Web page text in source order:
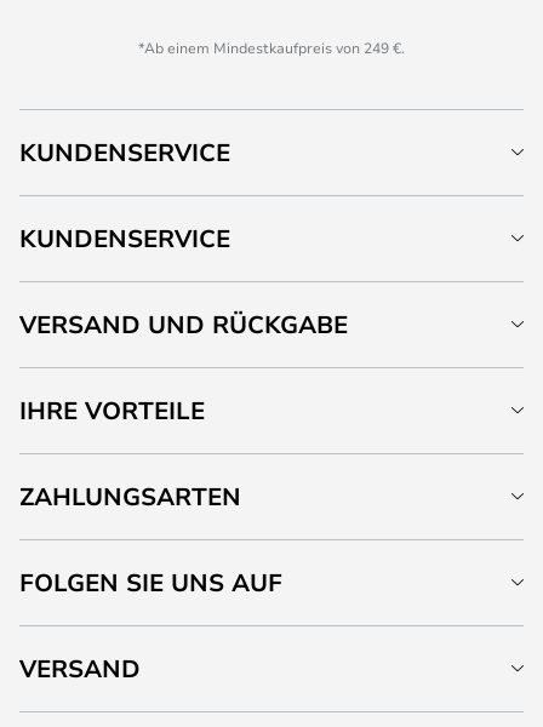
*Ab einem Mindestkaufpreis von 249 €.
KUNDENSERVICE
KUNDENSERVICE
VERSAND UND RÜCKGABE
IHRE VORTEILE
ZAHLUNGSARTEN
FOLGEN SIE UNS AUF
VERSAND